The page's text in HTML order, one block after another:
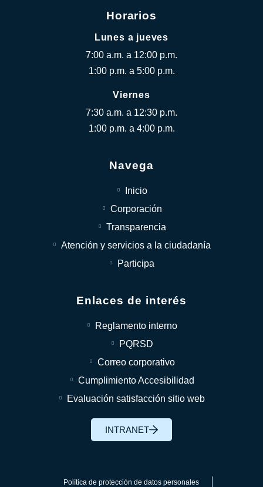
Horarios
Lunes a jueves
7:00 a.m. a 12:00 p.m.
1:00 p.m. a 5:00 p.m.
Viernes
7:30 a.m. a 12:30 p.m.
1:00 p.m. a 4:00 p.m.
Navega
Inicio
Corporación
Transparencia
Atención y servicios a la ciudadanía
Participa
Enlaces de interés
Reglamento interno
PQRSD
Correo corporativo
Cumplimiento Accesibilidad
Evaluación satisfacción sitio web
INTRANET
Política de protección de datos personales